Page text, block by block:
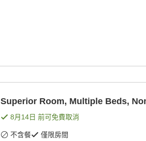
Superior Room, Multiple Beds,
8月14日 前可免費取消
不含餐 僅限房間